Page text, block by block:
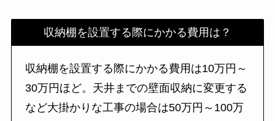
収納棚を設置する際にかかる費用は？
収納棚を設置する際にかかる費用は10万円～
30万円ほど。天井までの壁面収納に変更する
など大掛かりな工事の場合は50万円～100万